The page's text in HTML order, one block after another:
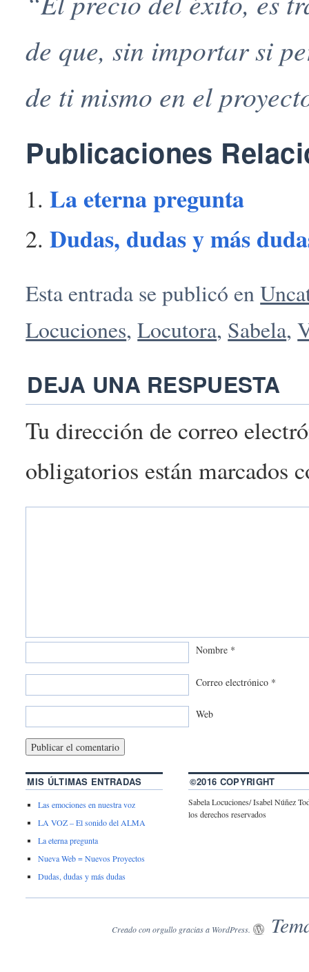
de que, sin importar si
de ti mismo en el
Publicaciones
La eterna pregunta
Dudas, dudas y más
Esta entrada se publicó en
Locuciones,Locutora, Sabela,
DEJA UNA RESPUESTA
Tu dirección de correo
obligatorios están marcados
Nombre *
Correo electrónico *
Web
MIS ÚLTIMAS ENTRADAS
Las emociones en nuestra voz
LA VOZ – El sonido del ALMA
La eterna pregunta
Nueva Web = Nuevos Proyectos
Dudas, dudas y más dudas
©2016 COPYRIGHT
Sabela Locuciones/ Isabel Núñez
los derechos reservados
Creado con orgullo gracias a WordPress.